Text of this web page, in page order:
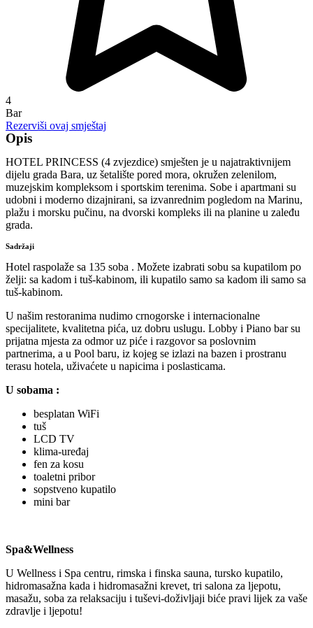
4
Bar
Rezerviši ovaj smještaj
Opis
HOTEL PRINCESS (4 zvjezdice) smješten je u najatraktivnijem
dijelu grada Bara, uz šetalište pored mora, okružen zelenilom,
muzejskim kompleksom i sportskim terenima. Sobe i apartmani su
udobni i moderno dizajnirani, sa izvanrednim pogledom na Marinu,
plažu i morsku pučinu, na dvorski kompleks ili na planine u zaleđu
grada.
Sadržaji
Hotel raspolaže sa 135 soba . Možete izabrati sobu sa kupatilom po
želji: sa kadom i tuš-kabinom, ili kupatilo samo sa kadom ili samo sa
tuš-kabinom.
U našim restoranima nudimo crnogorske i internacionalne
specijalitete, kvalitetna pića, uz dobru uslugu. Lobby i Piano bar su
prijatna mjesta za odmor uz piće i razgovor sa poslovnim
partnerima, a u Pool baru, iz kojeg se izlazi na bazen i prostranu
terasu hotela, uživaćete u napicima i poslasticama.
U sobama :
besplatan WiFi
tuš
LCD TV
klima-uređaj
fen za kosu
toaletni pribor
sopstveno kupatilo
mini bar
Spa&Wellness
U Wellness i Spa centru, rimska i finska sauna, tursko kupatilo,
hidromasažna kada i hidromasažni krevet, tri salona za ljepotu,
masažu, soba za relaksaciju i tuševi-doživljaji biće pravi lijek za vaše
zdravlje i ljepotu!